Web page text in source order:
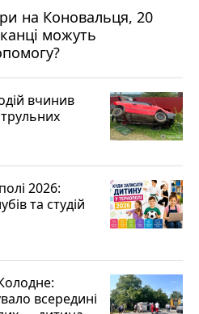
на Коновальця, 20
можуть
вчинив
2026:
та студій
всередині